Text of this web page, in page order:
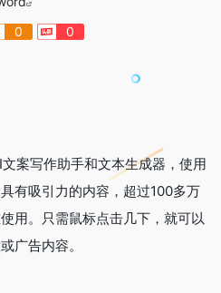
0 0
案写作助手和文本生成器，使用
有吸引力的内容，超过100多万
用。只需鼠标点击几下，就可以
广告内容。